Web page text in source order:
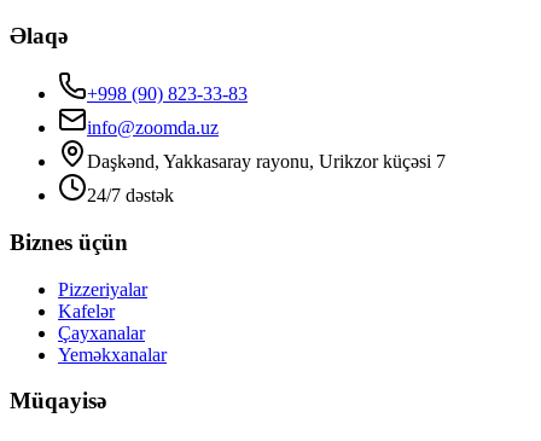
Əlaqə
+998 (90) 823-33-83
info@zoomda.uz
Daşkənd, Yakkasaray rayonu, Urikzor küçəsi 7
24/7 dəstək
Biznes üçün
Pizzeriyalar
Kafelər
Çayxanalar
Yeməkxanalar
Müqayisə